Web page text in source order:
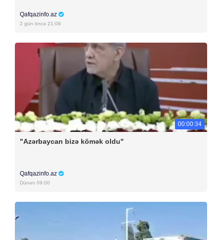
Qafqazinfo.az
2 gün öncə 21:09
00:00:34
"Azərbaycan bizə kömək oldu"
Qafqazinfo.az
Dünən 09:00